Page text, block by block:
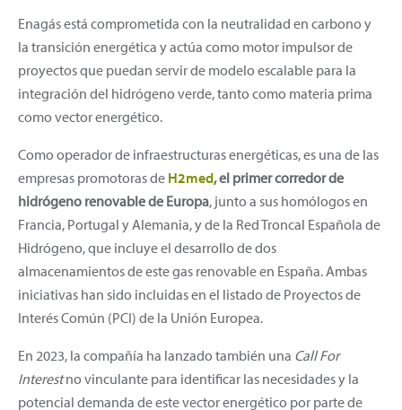
Enagás está comprometida con la neutralidad en carbono y
la transición energética y actúa como motor impulsor de
proyectos que puedan servir de modelo escalable para la
integración del hidrógeno verde, tanto como materia prima
como vector energético.
Como operador de infraestructuras energéticas, es una de las
empresas promotoras de H2med, el primer corredor de
hidrógeno renovable de Europa, junto a sus homólogos en
Francia, Portugal y Alemania, y de la Red Troncal Española de
Hidrógeno, que incluye el desarrollo de dos
almacenamientos de este gas renovable en España. Ambas
iniciativas han sido incluidas en el listado de Proyectos de
Interés Común (PCI) de la Unión Europea.
En 2023, la compañía ha lanzado también una Call For
Interestno vinculante para identificar las necesidades y la
potencial demanda de este vector energético por parte de